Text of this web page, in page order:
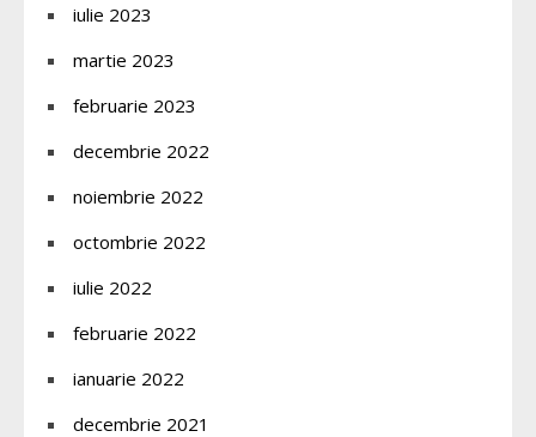
iulie 2023
martie 2023
februarie 2023
decembrie 2022
noiembrie 2022
octombrie 2022
iulie 2022
februarie 2022
ianuarie 2022
decembrie 2021